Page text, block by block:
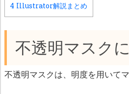
4 Illustrator解説まとめ
不透明マスク
不透明マスクは、明度を用いて